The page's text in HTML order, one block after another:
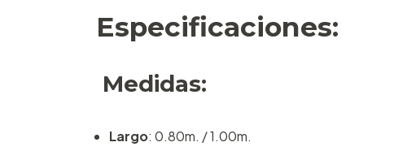
Especificaciones:
Medidas:
Largo: 0.80m. / 1.00m.